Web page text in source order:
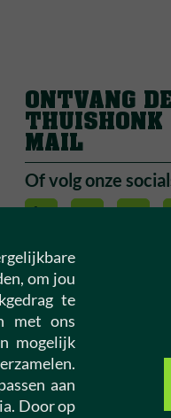
ONTVANG
THUISHONK
MAIL
Of volg onze
om jou
te
met ons
mogelijk
aan
Door op